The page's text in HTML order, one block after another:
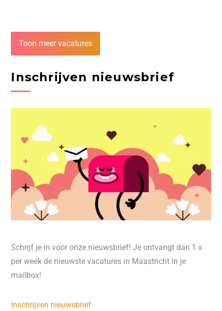
Toon meer vacatures
Inschrijven nieuwsbrief
Schrijf je in voor onze nieuwsbrief! Je ontvangt dan 1 x
per week de nieuwste vacatures in Maastricht in je
mailbox!
Inschrijven nieuwsbrief